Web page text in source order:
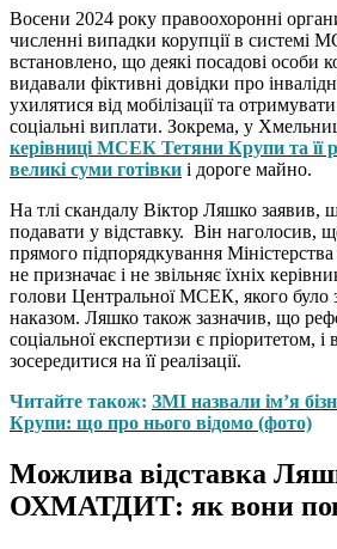
Восени 2024 року правоохоронні
численні випадки корупції в системі
встановлено, що деякі посадові особи
видавали фіктивні довідки про
ухилятися від мобілізації та
соціальні виплати. Зокрема, у
керівниці МСЕК Тетяни Крупи та її
великі суми готівки і дороге майно.
На тлі скандалу Віктор Ляшко заявив,
подавати у відставку. Він
прямого підпорядкування Міністерства
не призначає і не звільняє їхніх
голови Центральної МСЕК, якого було
наказом. Ляшко також зазначив, що
соціальної експертизи є пріоритетом, і
зосередитися на її реалізації.
Читайте також: ЗМІ назвали ім’я
Крупи: що про нього відомо (фото)
Можлива відставка
ОХМАТДИТ: як вони